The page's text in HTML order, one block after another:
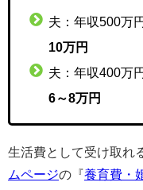
夫：年収500万
10万円
夫：年収400万
6～8万円
生活費として受け取れ
ムページの『養育費・